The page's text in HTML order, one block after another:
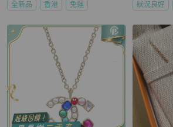
全新品 香港 免運 狀況良好